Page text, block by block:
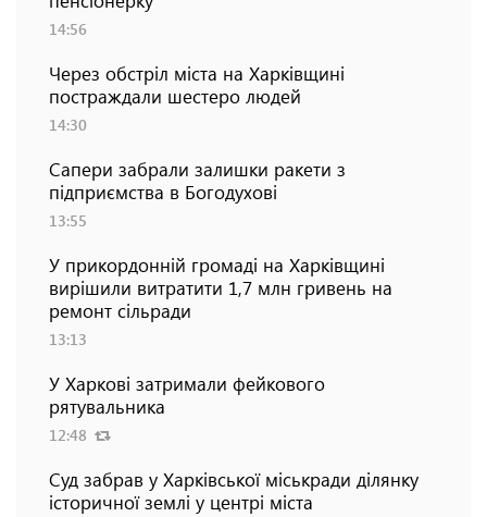
14:56
Через обстріл міста на Харківщині
постраждали шестеро людей
14:30
Сапери забрали залишки ракети з
підприємства в Богодухові
13:55
У прикордонній громаді на Харківщині
вирішили витратити 1,7 млн гривень на
ремонт сільради
13:13
У Харкові затримали фейкового
рятувальника
12:48
Суд забрав у Харківської міськради ділянку
історичної землі у центрі міста